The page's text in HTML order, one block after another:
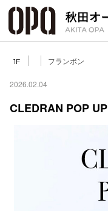
1F フランボン
2026.02.04
CLEDRAN POP UP